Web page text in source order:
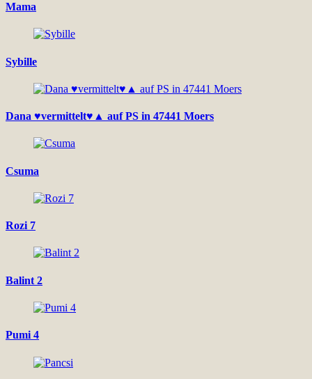
Mama
Sybille
Dana ♥vermittelt♥▲ auf PS in 47441 Moers
Csuma
Rozi 7
Balint 2
Pumi 4